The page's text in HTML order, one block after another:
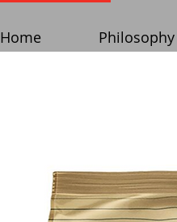
Home Philosophy